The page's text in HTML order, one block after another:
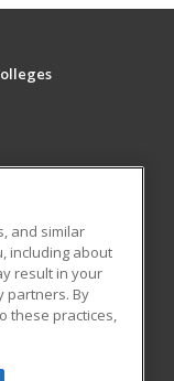
and similar
including about
result in your
partners. By
these practices,